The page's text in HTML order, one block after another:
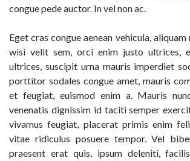
congue pede auctor. In vel non ac.
Eget cras congue aenean vehicula,
wisi velit sem, orci enim justo ultrices,
ultrices, suscipit urna mauris imperdiet
porttitor sodales congue amet, mauris
et feugiat, euismod enim a. Mauris
venenatis dignissim id taciti semper
vivamus feugiat, placerat primis enim
vitae ridiculus posuere tempor. Vel
praesent erat quis, ipsum deleniti,